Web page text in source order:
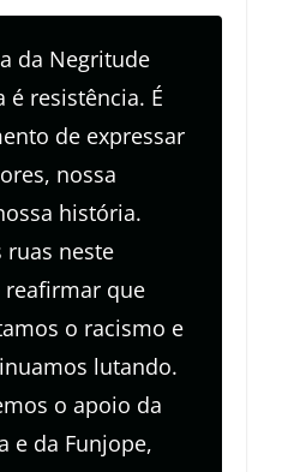
da Negritude
é resistência. É
de expressar
nossa
história.
ruas neste
que
o racismo e
lutando.
o apoio da
e da Funjope,